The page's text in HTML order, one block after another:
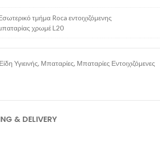
τμήμα Roca εντοιχιζόμενης
χρωμέ L20
Είδη Υγιεινής, Μπαταρίες, Μπαταρίες Εντοιχιζόμενες
& DELIVERY